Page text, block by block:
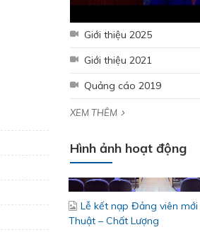
Giới thiệu 2025
Giới thiệu 2021
Quảng cáo 2019
XEM THÊM
Hình ảnh hoạt động
Lễ kết nạp Đảng viên mới